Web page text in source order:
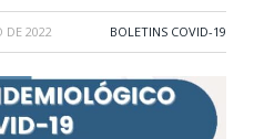
DE 2022 BOLETINS COVID-19